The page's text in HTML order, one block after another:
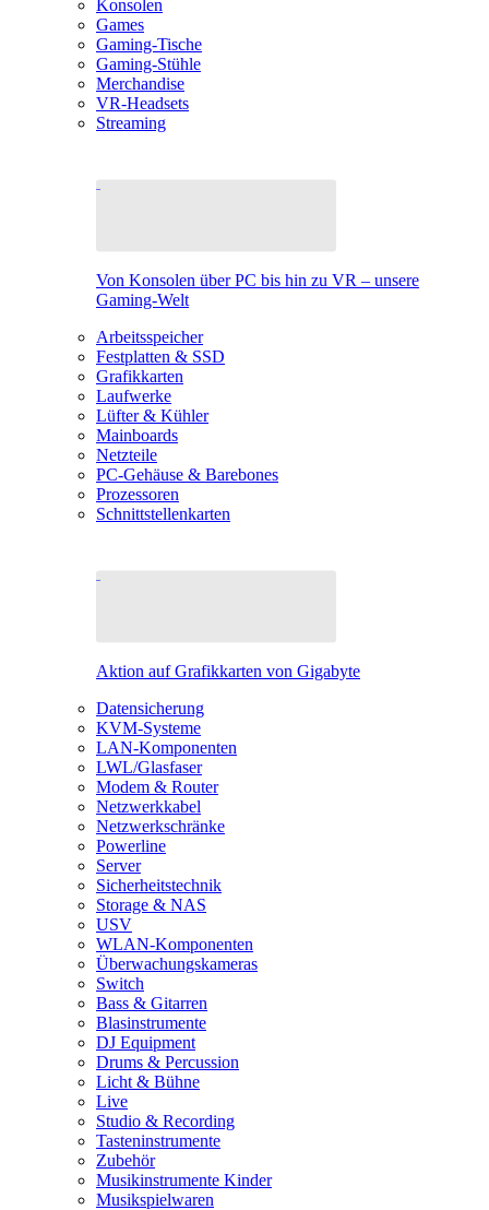
Konsolen
Games
Gaming-Tische
Gaming-Stühle
Merchandise
VR-Headsets
Streaming
Von Konsolen über PC bis hin zu VR – unsere
Gaming-Welt
Arbeitsspeicher
Festplatten & SSD
Grafikkarten
Laufwerke
Lüfter & Kühler
Mainboards
Netzteile
PC-Gehäuse & Barebones
Prozessoren
Schnittstellenkarten
Aktion auf Grafikkarten von Gigabyte
Datensicherung
KVM-Systeme
LAN-Komponenten
LWL/Glasfaser
Modem & Router
Netzwerkkabel
Netzwerkschränke
Powerline
Server
Sicherheitstechnik
Storage & NAS
USV
WLAN-Komponenten
Überwachungskameras
Switch
Bass & Gitarren
Blasinstrumente
DJ Equipment
Drums & Percussion
Licht & Bühne
Live
Studio & Recording
Tasteninstrumente
Zubehör
Musikinstrumente Kinder
Musikspielwaren